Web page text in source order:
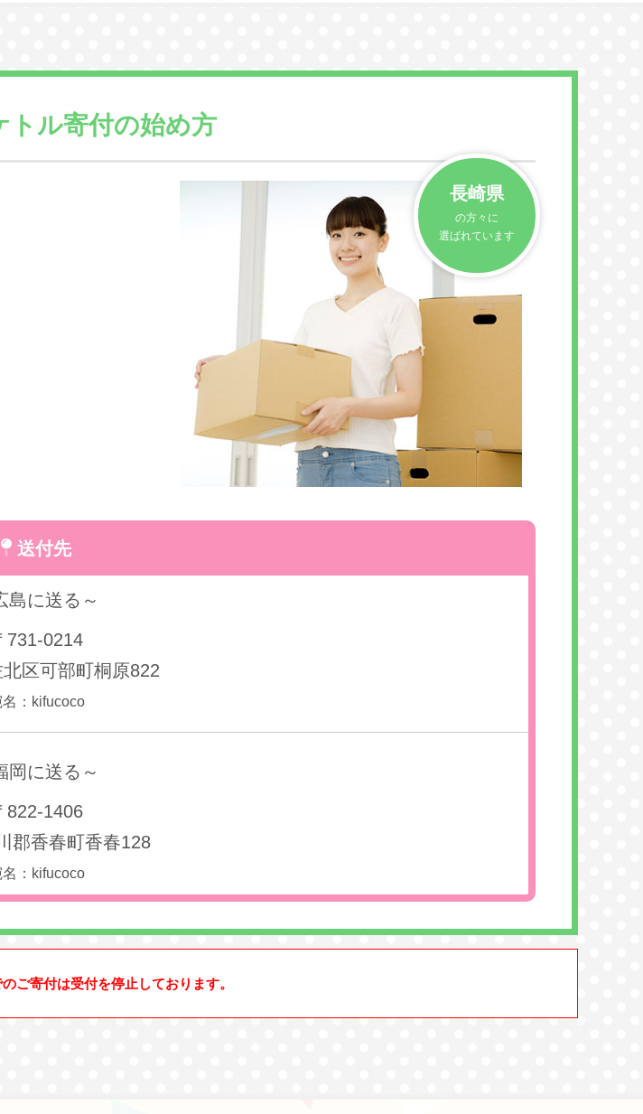
トル寄付の始め方
長崎県
の方々に
選ばれています
送付先
島に送る～
731-0214
区可部町桐原822
名：kifucoco
岡に送る～
822-1406
郡香春町香春128
名：kifucoco
ご寄付は受付を停止しております。